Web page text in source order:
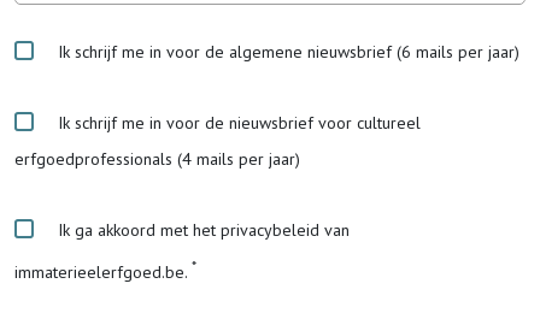
Ik schrijf me in voor de algemene nieuwsbrief (6 mails per jaar)
Ik schrijf me in voor de nieuwsbrief voor cultureel
erfgoedprofessionals (4 mails per jaar)
Ik ga akkoord met het privacybeleid van
immaterieelerfgoed.be.